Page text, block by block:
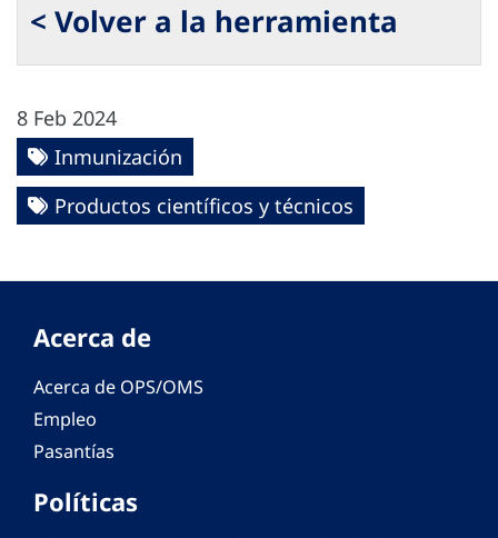
< Volver a la herramienta
8 Feb 2024
Inmunización
Productos científicos y técnicos
Acerca de
Acerca de OPS/OMS
Empleo
Pasantías
Políticas